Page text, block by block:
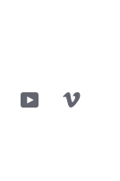
Tumblr YouTube